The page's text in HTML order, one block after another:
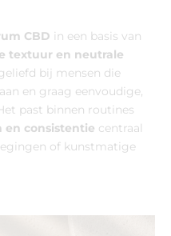
CBD in een basis van
textuur en neutrale
bij mensen die
en graag eenvoudige,
past binnen routines
en consistentie centraal
of kunstmatige